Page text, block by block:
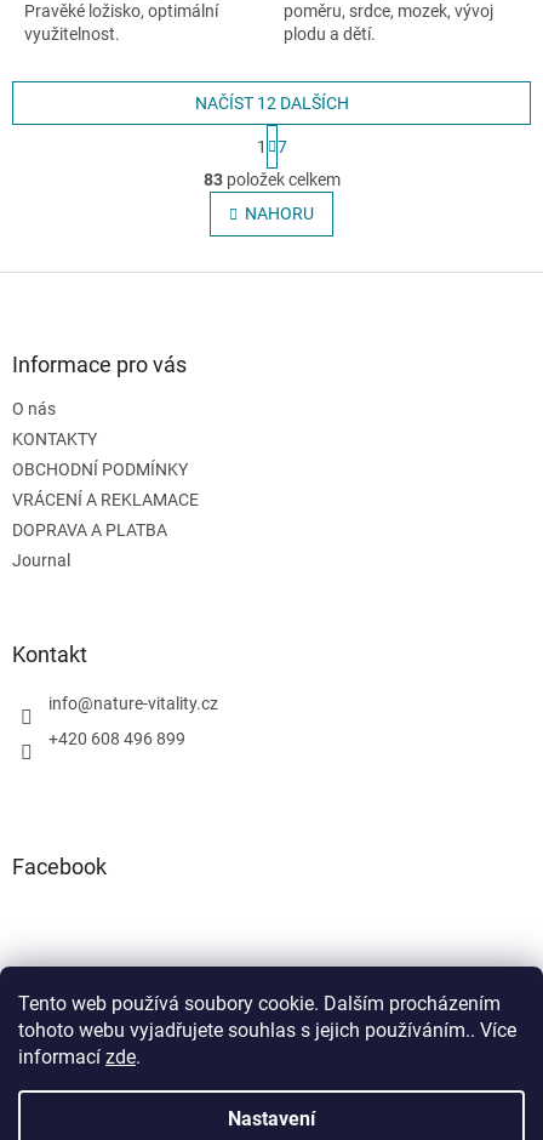
Tento web používá soubory cookie. Dalším procházením
tohoto webu vyjadřujete souhlas s jejich používáním.. Více
informací zde.
Nastavení
Pravěké ložisko, optimální
využitelnost.
poměru, srdce, mozek, vývoj
plodu a dětí.
O
v
l
á
NAČÍST 12 DALŠÍCH
t
r
á
n
k
v
1
7
83položek celkem
NAHORU
Informace pro vás
O nás
KONTAKTY
OBCHODNÍ PODMÍNKY
VRÁCENÍ A REKLAMACE
DOPRAVA A PLATBA
Journal
Kontakt
info@nature-vitality.cz
+420 608 496 899
Facebook
Instagram Facebook
Vytvořil Shoptet